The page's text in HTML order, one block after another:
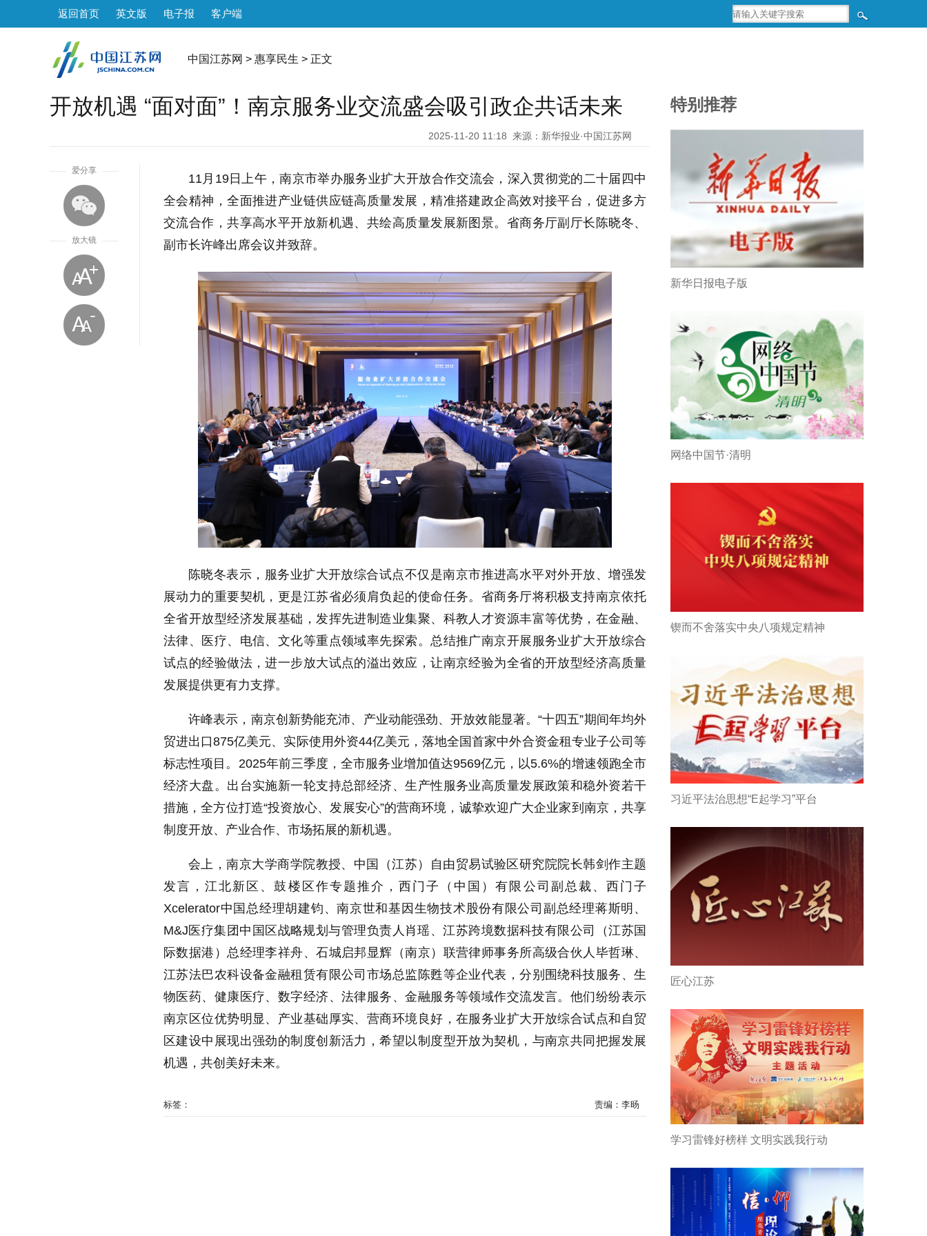
返回首页 英文版 电子报 客户端
中国江苏网 > 惠享民生 > 正文
开放机遇 “面对面”！南京服务业交流盛会吸引政企共话未来
2025-11-20 11:18 来源：新华报业·中国江苏网
爱分享
放大镜
11月 19日上午，南京市举办服务业扩大开放合作交流会，深入贯彻党的二十届四中
全会精神，全面推进产业链供应链高质量发展，精准搭建政企高效对接平台，促进多方
交流合作，共享高水平开放新机遇、共绘高质量发展新图景。省商务厅副厅长陈晓冬、
副市长许峰出席会议并致辞。
陈晓冬表示，服务业扩大开放综合试点不仅是南京市推进高水平对外开放、增强发
展动力的重要契机，更是江苏省必须肩负起的使命任务。省商务厅将积极支持南京依托
全省开放型经济发展基础，发挥先进制造业集聚、科教人才资源丰富等优势，在金融、
法律、医疗、电信、文化等重点领域率先探索。总结推广南京开展服务业扩大开放综合
试点的经验做法，进一步放大试点的溢出效应，让南京经验为全省的开放型经济高质量
发展提供更有力支撑。
许峰表示，南京创新势能充沛、产业动能强劲、开放效能显著。“十四五”期间年均外
贸进出口875亿美元、实际使用外资44亿美元，落地全国首家中外合资金租专业子公司等
标志性项目。 2025年前三季度，全市服务业增加值达9569亿元，以5.6%的增速领跑全市
经济大盘。出台实施新一轮支持总部经济、生产性服务业高质量发展政策和稳外资若干
措施，全方位打造“投资放心、发展安心”的营商环境，诚挚欢迎广大企业家到南京，共享
制度开放、产业合作、市场拓展的新机遇。
会上，南京大学商学院教授、中国（江苏）自由贸易试验区研究院院长韩剑作主题
发言，江北新区、鼓楼区作专题推介，西门子（中国）有限公司副总裁、西门子
Xcelerator中国总经理胡建钧、南京世和基因生物技术股份有限公司副总经理蒋斯明、
M&J 医疗集团中国区战略规划与管理负责人肖瑶、江苏跨境数据科技有限公司（江苏国
际数据港）总经理李祥舟、石城启邦显辉（南京）联营律师事务所高级合伙人毕哲琳、
江苏法巴农科设备金融租赁有限公司市场总监陈甦等企业代表，分别围绕科技服务、生
物医药、健康医疗、数字经济、法律服务、金融服务等领域作交流发言。他们纷纷表示
南京区位优势明显、产业基础厚实、营商环境良好，在服务业扩大开放综合试点和自贸
区建设中展现出强劲的制度创新活力，希望以制度型开放为契机，与南京共同把握发展
机遇，共创美好未来。
标签： 责编：李旸
特别推荐
新华日报电子版
网络中国节·清明
锲而不舍落实中央八项规定精神
习近平法治思想“E起学习”平台
匠心江苏
学习雷锋好榜样 文明实践我行动